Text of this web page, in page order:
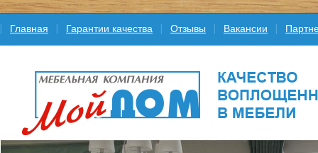
Главная Гарантии качества Отзывы Вакансии